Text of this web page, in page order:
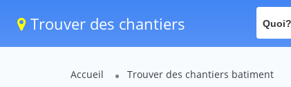
Trouver des chantiers Quoi?
Accueil Trouver des chantiers batiment